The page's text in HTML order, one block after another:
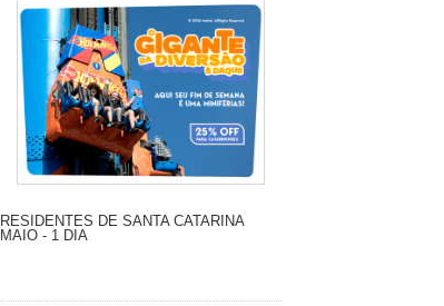
RESIDENTES DE SANTA CATARINA
MAIO - 1 DIA